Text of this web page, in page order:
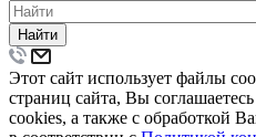
Найти
Этот сайт использует файлы
страниц сайта, Вы
cookies, а также с обработкой